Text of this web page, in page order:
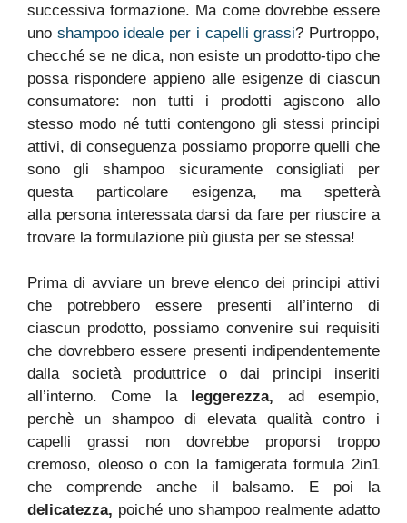
successiva formazione. Ma come dovrebbe essere
uno shampoo ideale per i capelli grassi? Purtroppo,
checché se ne dica, non esiste un prodotto-tipo che
possa rispondere appieno alle esigenze di ciascun
consumatore: non tutti i prodotti agiscono allo
stesso modo né tutti contengono gli stessi principi
attivi, di conseguenza possiamo proporre quelli che
sono gli shampoo sicuramente consigliati per
questa particolare esigenza, ma spetterà
alla persona interessata darsi da fare per riuscire a
trovare la formulazione più giusta per se stessa!
Prima di avviare un breve elenco dei principi attivi
che potrebbero essere presenti all’interno di
ciascun prodotto, possiamo convenire sui requisiti
che dovrebbero essere presenti indipendentemente
dalla società produttrice o dai principi inseriti
all’interno. Come la leggerezza, ad esempio,
perchè un shampoo di elevata qualità contro i
capelli grassi non dovrebbe proporsi troppo
cremoso, oleoso o con la famigerata formula 2in1
che comprende anche il balsamo. E poi la
delicatezza, poiché uno shampoo realmente adatto